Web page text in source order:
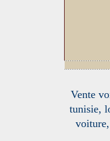
Vente
tunisie,